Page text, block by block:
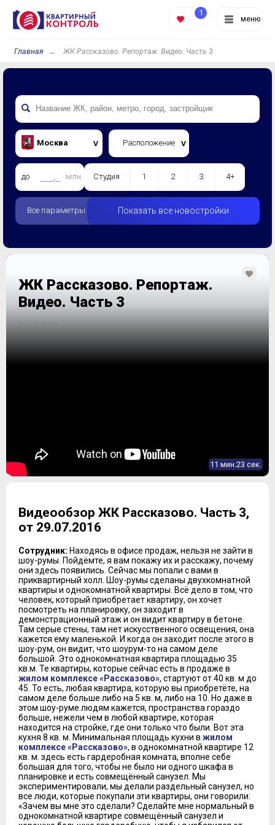
меню
1
Главная ЖК Рассказово. Репортаж. Видео. Часть 3
Москва Расположение
до млн. Студия 1 2 3 4+
Все параметры Показать все новостройки
ЖК Рассказово. Репортаж.
Видео. Часть 3
11 мин.23 сек.
Видеообзор ЖК Рассказово. Часть 3,
от 29.07.2016
Сотрудник: Находясь в офисе продаж, нельзя не зайти в
шоу-румы. Пойдёмте, я вам покажу их и расскажу, почему
они здесь появились. Сейчас мы попали с вами в
приквартирный холл. Шоу-румы сделаны двухкомнатной
квартиры и однокомнатной квартиры. Всё дело в том, что
человек, который приобретает квартиру, он хочет
посмотреть на планировку, он заходит в
демонстрационный этаж и он видит квартиру в бетоне.
Там серые стены, там нет искусственного освещения, она
кажется ему маленькой. И когда он заходит после этого в
шоу-рум, он видит, что шоурум-то на самом деле
большой. Это однокомнатная квартира площадью 35
кв.м. Те квартиры, которые сейчас есть в продаже в
жилом комплексе «Рассказово», стартуют от 40 кв. м до
45. То есть, любая квартира, которую вы приобретёте, на
самом деле больше либо на 5 кв. м, либо на 10. Но даже в
этом шоу-руме людям кажется, пространства гораздо
больше, нежели чем в любой квартире, которая
находится на стройке, где они только что были. Вот эта
кухня 8 кв. м. Минимальная площадь кухни в жилом
комплексе «Рассказово», в однокомнатной квартире 12
кв. м. здесь есть гардеробная комната, вполне себе
большая для того, чтобы не было ни одного шкафа в
планировке и есть совмещённый санузел. Мы
экспериментировали, мы делали раздельный санузел, но
все люди, которые покупали эти квартиры, они говорили:
«Зачем вы мне это сделали? Сделайте мне нормальный в
однокомнатной квартире совмещённый санузел и